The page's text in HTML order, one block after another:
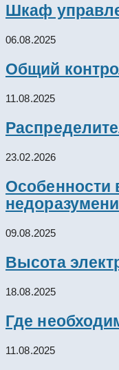
Шкаф
06.08.2025
Общий
11.08.2025
23.02.2026
Особенности
09.08.2025
Высота
18.08.2025
Где
11.08.2025